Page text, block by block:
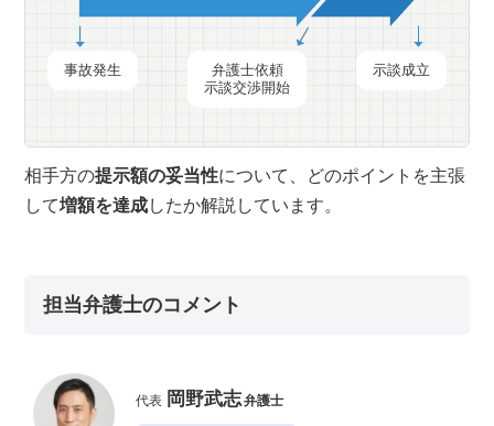
事故発生
弁護士依頼
示談交渉開始
示談成立
相手方の提示額の妥当性について、どのポイントを主張
して増額を達成したか解説しています。
担当弁護士のコメント
代表 岡野武志弁護士